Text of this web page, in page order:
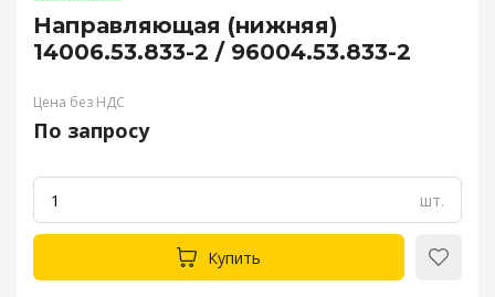
Направляющая (нижняя)
14006.53.833-2 / 96004.53.833-2
Цена без НДС
По запросу
шт.
Купить